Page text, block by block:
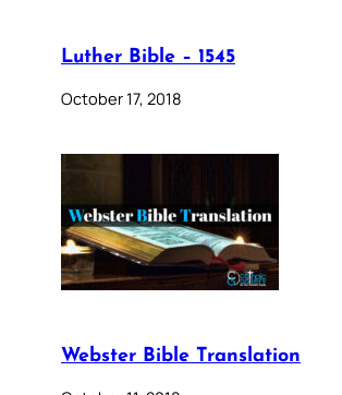
Luther Bible – 1545
October 17, 2018
Webster Bible Translation